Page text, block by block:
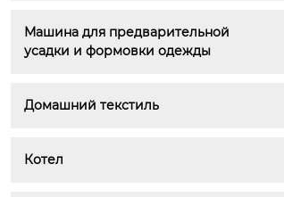
Машина для предварительной
усадки и формовки одежды
Домашний текстиль
Котел